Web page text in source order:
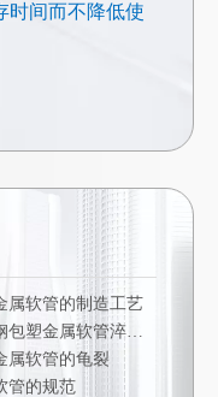
时间而不降低使
属软管的制造工艺
不锈钢包塑金属软管淬火硬化
属软管的龟裂
管的规范